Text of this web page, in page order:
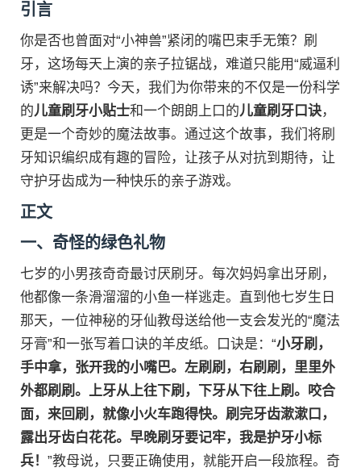
引言
你是否也曾面对“小神兽”紧闭的嘴巴束手无策？刷
牙，这场每天上演的亲子拉锯战，难道只能用“威逼利
诱”来解决吗？今天，我们为你带来的不仅是一份科学
的儿童刷牙小贴士和一个朗朗上口的儿童刷牙口诀，
更是一个奇妙的魔法故事。通过这个故事，我们将刷
牙知识编织成有趣的冒险，让孩子从对抗到期待，让
守护牙齿成为一种快乐的亲子游戏。
正文
一、奇怪的绿色礼物
七岁的小男孩奇奇最讨厌刷牙。每次妈妈拿出牙刷，
他都像一条滑溜溜的小鱼一样逃走。直到他七岁生日
那天，一位神秘的牙仙教母送给他一支会发光的“魔法
牙膏”和一张写着口诀的羊皮纸。口诀是：“小牙刷，
手中拿，张开我的小嘴巴。左刷刷，右刷刷，里里外
外都刷刷。上牙从上往下刷，下牙从下往上刷。咬合
面，来回刷，就像小火车跑得快。刷完牙齿漱漱口，
露出牙齿白花花。早晚刷牙要记牢，我是护牙小标
兵！ ”教母说，只要正确使用，就能开启一段旅程。奇